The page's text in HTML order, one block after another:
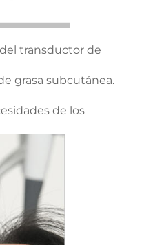
transductor de
grasa subcutánea.
de los